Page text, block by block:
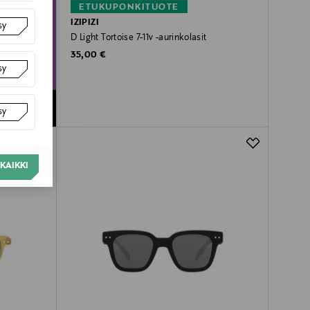
ETUKUPONKITUOTE
IZIPIZI
D Light Tortoise 7-11v -aurinkolasit
Original Price
35,00 €